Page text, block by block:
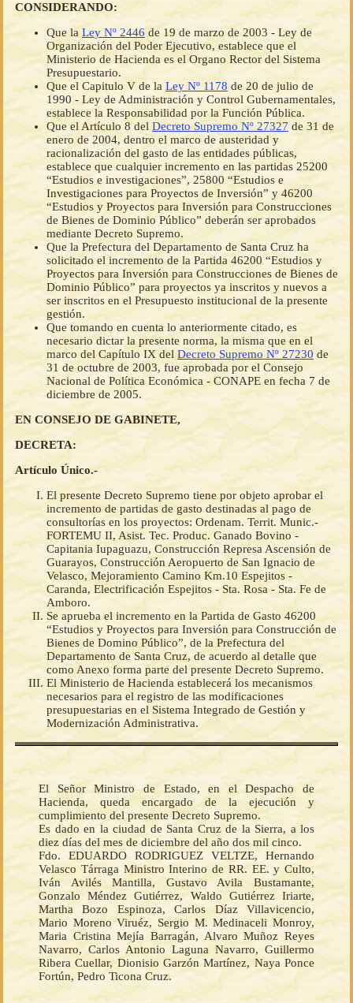
CONSIDERANDO:
Que laLey Nº 2446 de 19 de marzo de 2003 - Ley de
Organización del Poder Ejecutivo, establece que el
Ministerio de Hacienda es el Organo Rector del Sistema
Presupuestario.
Que el Capitulo V de la Ley Nº 1178 de 20 de julio de
1990 - Ley de Administración y Control Gubernamentales,
establece la Responsabilidad por la Función Pública.
Que el Artículo 8 del Decreto Supremo Nº 27327 de 31 de
enero de 2004, dentro el marco de austeridad y
racionalización del gasto de las entidades públicas,
establece que cualquier incremento en las partidas 25200
“Estudios e investigaciones”, 25800 “Estudios e
Investigaciones para Proyectos de Inversión” y 46200
“Estudios y Proyectos para Inversión para Construcciones
de Bienes de Dominio Público” deberán ser aprobados
mediante Decreto Supremo.
Que la Prefectura del Departamento de Santa Cruz ha
solicitado el incremento de la Partida 46200 “Estudios y
Proyectos para Inversión para Construcciones de Bienes de
Dominio Público” para proyectos ya inscritos y nuevos a
ser inscritos en el Presupuesto institucional de la presente
gestión.
Que tomando en cuenta lo anteriormente citado, es
necesario dictar la presente norma, la misma que en el
marco del Capítulo IX del Decreto Supremo Nº 27230 de
31 de octubre de 2003, fue aprobada por el Consejo
Nacional de Política Económica - CONAPE en fecha 7 de
diciembre de 2005.
EN CONSEJO DE GABINETE,
DECRETA:
Artículo Único.-
El presente Decreto Supremo tiene por objeto aprobar el
incremento de partidas de gasto destinadas al pago de
consultorías en los proyectos: Ordenam. Territ. Munic.-
FORTEMU II, Asist. Tec. Produc. Ganado Bovino -
Capitania Iupaguazu, Construcción Represa Ascensión de
Guarayos, Construcción Aeropuerto de San Ignacio de
Velasco, Mejoramiento Camino Km.10 Espejitos -
Caranda, Electrificación Espejitos - Sta. Rosa - Sta. Fe de
Amboro.
Se aprueba el incremento en la Partida de Gasto 46200
“Estudios y Proyectos para Inversión para Construcción de
Bienes de Domino Público”, de la Prefectura del
Departamento de Santa Cruz, de acuerdo al detalle que
como Anexo forma parte del presente Decreto Supremo.
El Ministerio de Hacienda establecerá los mecanismos
necesarios para el registro de las modificaciones
presupuestarias en el Sistema Integrado de Gestión y
Modernización Administrativa.
El Señor Ministro de Estado, en el Despacho de
Hacienda, queda encargado de la ejecución y
cumplimiento del presente Decreto Supremo.
Es dado en la ciudad de Santa Cruz de la Sierra, a los
diez días del mes de diciembre del año dos mil cinco.
Fdo. EDUARDO RODRIGUEZ VELTZE, Hernando
Velasco Tárraga Ministro Interino de RR. EE. y Culto,
Iván Avilés Mantilla, Gustavo Avila Bustamante,
Gonzalo Méndez Gutiérrez, Waldo Gutiérrez Iriarte,
Martha Bozo Espinoza, Carlos Díaz Villavicencio,
Mario Moreno Viruéz, Sergio M. Medinaceli Monroy,
Maria Cristina Mejía Barragán, Alvaro Muñoz Reyes
Navarro, Carlos Antonio Laguna Navarro, Guillermo
Ribera Cuellar, Dionisio Garzón Martínez, Naya Ponce
Fortún, Pedro Ticona Cruz.